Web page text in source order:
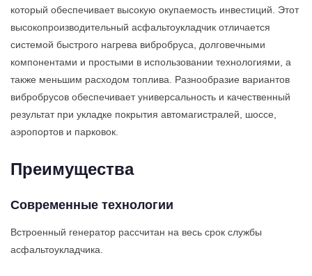
который обеспечивает высокую окупаемость инвестиций. Этот
высокопроизводительный асфальтоукладчик отличается
системой быстрого нагрева вибробруса, долговечными
компонентами и простыми в использовании технологиями, а
также меньшим расходом топлива. Разнообразие вариантов
вибробрусов обеспечивает универсальность и качественный
результат при укладке покрытия автомагистралей, шоссе,
аэропортов и парковок.
Преимущества
Современные технологии
Встроенный генератор рассчитан на весь срок службы
асфальтоукладчика.